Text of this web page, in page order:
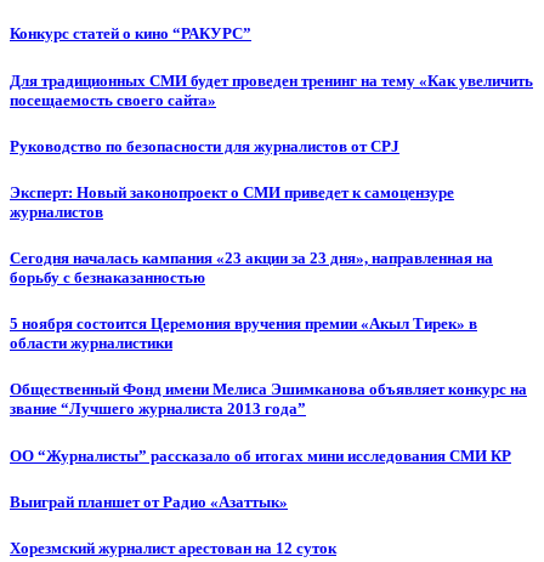
Конкурс статей о кино “РАКУРС”
Для традиционных СМИ будет проведен тренинг на тему «Как увеличить
посещаемость своего сайта»
Руководство по безопасности для журналистов от CPJ
Эксперт: Новый законопроект о СМИ приведет к самоцензуре
журналистов
Сегодня началась кампания «23 акции за 23 дня», направленная на
борьбу с безнаказанностью
5 ноября состоится Церемония вручения премии «Акыл Тирек» в
области журналистики
Общественный Фонд имени Мелиса Эшимканова объявляет конкурс на
звание “Лучшего журналиста 2013 года”
ОО “Журналисты” рассказало об итогах мини исследования СМИ КР
Выиграй планшет от Радио «Азаттык»
Хорезмский журналист арестован на 12 суток